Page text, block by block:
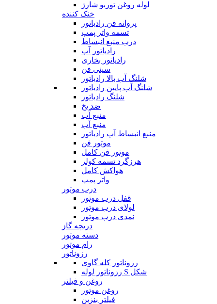
لوله روغن توربو شارژ
خنک کننده
پروانه فن رادیاتور
تسمه واتر پمپ
درب منبع انبساط
رادیاتور آب
رادیاتور بخاری
سینی فن
شلنگ آب بالا رادیاتور
شلنگ آب پایین رادیاتور
شلنگ رادیاتور
ضد یخ
منبع آب
منبع آب
منبع انبساط آب رادیاتور
موتور فن
موتور فن کامل
هرزگرد تسمه کولر
هواکش کامل
واتر پمپ
درب موتور
قفل درب موتور
لولای درب موتور
نمدی درب موتور
دریچه گاز
دسته موتور
رام موتور
رزوناتور
رزوناتور کله گاوی
رزوناتور لوله S شکل
روغن و فیلتر
روغن موتور
فیلتر بنزین